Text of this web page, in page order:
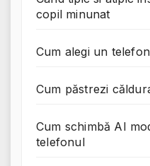
copil minunat
Cum alegi un
Cum păstrezi
Cum schimbă AI
telefonul